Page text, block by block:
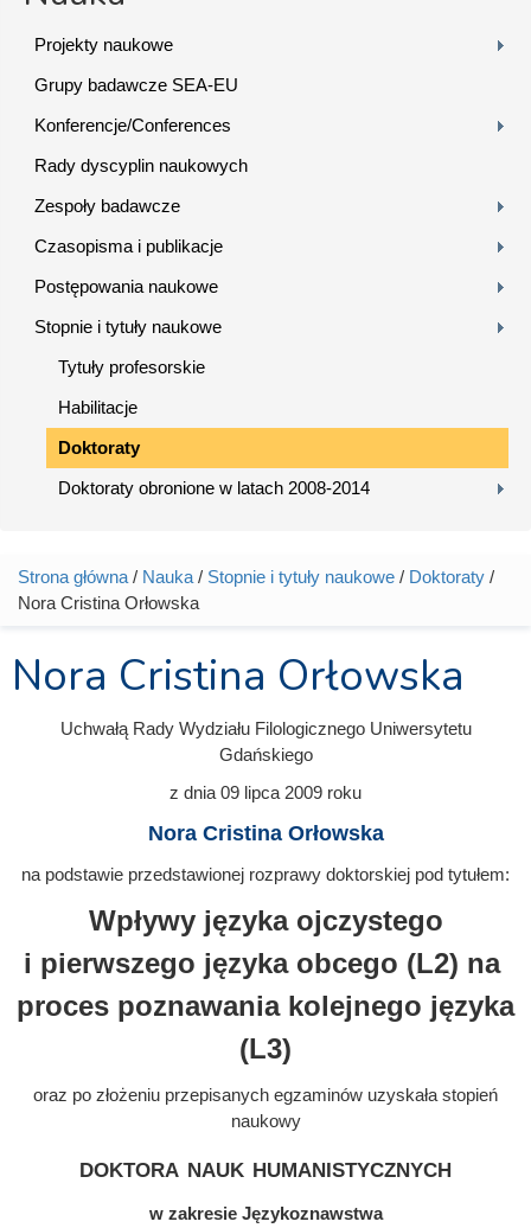
Projekty naukowe
Grupy badawcze SEA-EU
Konferencje/Conferences
Rady dyscyplin naukowych
Zespoły badawcze
Czasopisma i publikacje
Postępowania naukowe
Stopnie i tytuły naukowe
Tytuły profesorskie
Habilitacje
Doktoraty
Doktoraty obronione w latach 2008-2014
Jesteś tutaj
Strona główna / Nauka / Stopnie i tytuły naukowe / Doktoraty /
Nora Cristina Orłowska
Nora Cristina Orłowska
Uchwałą Rady Wydziału Filologicznego Uniwersytetu
Gdańskiego
z dnia 09 lipca 2009 roku
Nora Cristina Orłowska
na podstawie przedstawionej rozprawy doktorskiej pod tytułem:
Wpływy języka ojczystego
i pierwszego języka obcego (L2) na
proces poznawania kolejnego języka
(L3)
oraz po złożeniu przepisanych egzaminów uzyskała stopień
naukowy
doktora nauk humanistycznych
w zakresie Językoznawstwa